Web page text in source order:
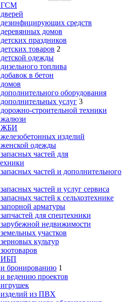
ГСМ
средств
домов
праздников
товаров 2
одежды
топлива
в бетон
оборудования
услуг 3
строительной техники
ЖБИ
изделий
одежды
частей для
частей и дополнительного
частей и услуг сервиса
частей к сельхозтехнике
арматуры
для спецтехники
недвижимости
участков
культур
ИБП
бронированию 1
ведению проектов
из ПВХ